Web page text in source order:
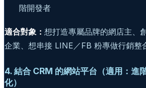
階開發者
適合對象： 想打造專屬品牌的網店主、
企業、想串接 LINE／FB 粉專做行銷整
4. 結合 CRM 的網站平台（適用：進
化）